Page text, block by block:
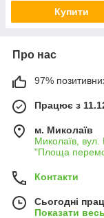
Купити
Про нас
97%
Працює з
м. Миколаїв
Миколаїв, вул.
"Площа
Контакти
Сьогодні
Показати